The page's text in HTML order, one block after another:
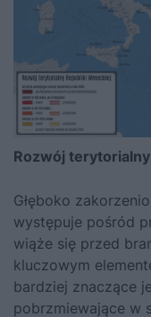
Rozwój
Głęboko
występuje pośród
wiąże się przed
kluczowym
bardziej znaczące
pobrzmiewające w